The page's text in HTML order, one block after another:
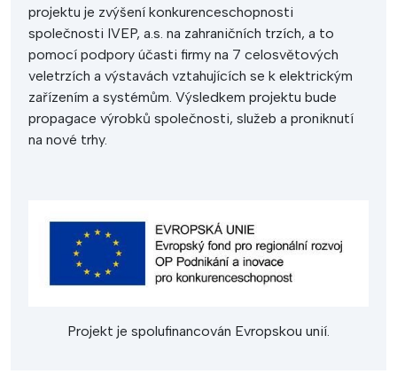
projektu je zvýšení konkurenceschopnosti
společnosti IVEP, a.s. na zahraničních trzích, a to
pomocí podpory účasti firmy na 7 celosvětových
veletrzích a výstavách vztahujících se k elektrickým
zařízením a systémům. Výsledkem projektu bude
propagace výrobků společnosti, služeb a proniknutí
na nové trhy.
Projekt je spolufinancován Evropskou unií.